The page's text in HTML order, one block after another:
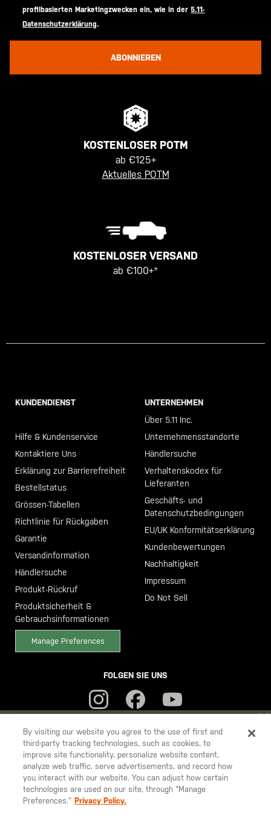
YOU ARE SHOPPING ON OURDEUTSCHLANDSITE. WOULD YOU
LIKE TO SHIP TO ANOTHER COUNTRY?
STAY ONDEUTSCHLAND
CHANGE COUNTRY
profilbasierten Marketingzwecken ein, wie in der 5.11-
Datenschutzerklärung.
ABONNIEREN
KOSTENLOSER POTM
ab €125+
Aktuelles POTM
KOSTENLOSER VERSAND
ab €100+*
KUNDENDIENST
Hilfe & Kundenservice
Kontaktiere Uns
Erklärung zur Barrierefreiheit
Bestellstatus
Grössen-Tabellen
Richtlinie für Rückgaben
Garantie
Versandinformation
Händlersuche
Produkt-Rückruf
Produktsicherheit &
Gebrauchsinformationen
Manage Preferences
UNTERNEHMEN
Über 5.11 Inc.
Unternehmensstandorte
Händlersuche
Verhaltenskodex für
Lieferanten
Geschäfts- und
Datenschutzbedingungen
EU/UK Konformitätserklärung
Kundenbewertungen
Nachhaltigkeit
Impressum
Do Not Sell
FOLGEN SIE UNS
5.11
Tactical
© 2026 5.11, Inc. Alle Rechte vorbehalten.
By visiting our website you agree to the use of first and
third-party tracking technologies, such as cookies, to
improve site functionality, personalize website content,
analyze web traffic, serve advertisements, and record how
you interact with our website. You can adjust how certain
technologies are used on our site, through “Manage
Preferences.” Privacy Policy.